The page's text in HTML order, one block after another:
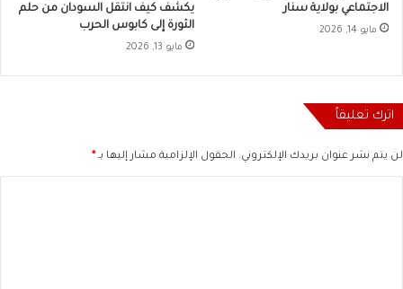
الاجتماعي بولاية سنار
مايو 14, 2026
يكشف كيف انتقل السودان من حلم
الثورة إلى كابوس الحرب
مايو 13, 2026
اترك تعليقاً
لن يتم نشر عنوان بريدك الإلكتروني. الحقول الإلزامية مشار إليها بـ *